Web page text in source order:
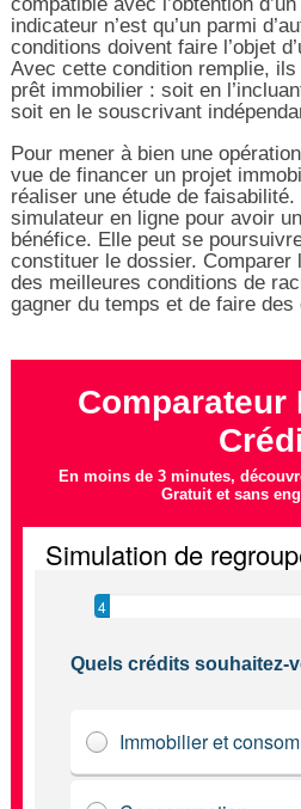
compatible avec l’obtention
indicateur n’est qu’un parmi
conditions doivent faire l’objet
Avec cette condition remplie,
prêt immobilier : soit en
soit en le souscrivant
Pour mener à bien une
vue de financer un projet
réaliser une étude de
simulateur en ligne pour avoir
bénéfice. Elle peut se
constituer le dossier.
des meilleures conditions de
gagner du temps et de faire des
Comparateur
En moins de 3 minutes,
Gratuit et sans